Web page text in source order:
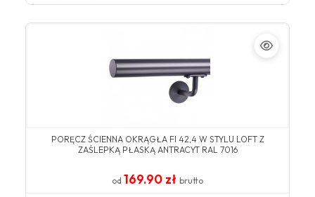
​PORĘCZ ŚCIENNA OKRĄGŁA FI 42,4 W STYLU LOFT Z
ZAŚLEPKĄ PŁASKĄ ANTRACYT ​RAL 7016​
od 169.90 zł brutto